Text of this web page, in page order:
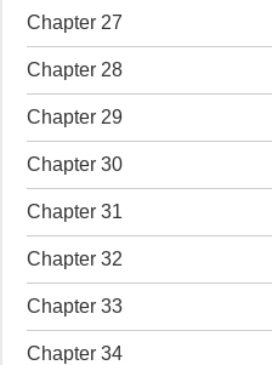
Chapter 27
Chapter 28
Chapter 29
Chapter 30
Chapter 31
Chapter 32
Chapter 33
Chapter 34